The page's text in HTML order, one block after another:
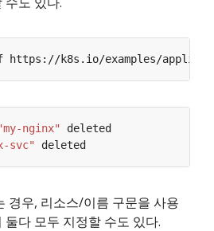
nginx"
svc"
경우, 리소스/이름 구문을 사용
다 모두 지정할 수도 있다.